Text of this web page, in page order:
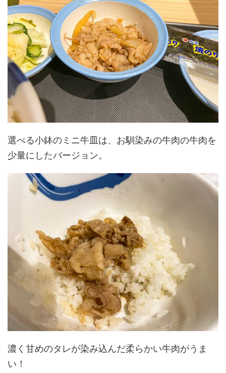
選べる小鉢のミニ牛皿は、お馴染みの牛肉の牛肉を
少量にしたバージョン。
濃く甘めのタレが染み込んだ柔らかい牛肉がうま
い！